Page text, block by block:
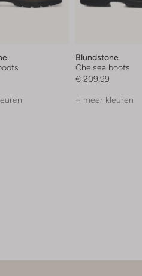
Blundstone
Chelsea boots
€ 209,99
+ meer kleuren